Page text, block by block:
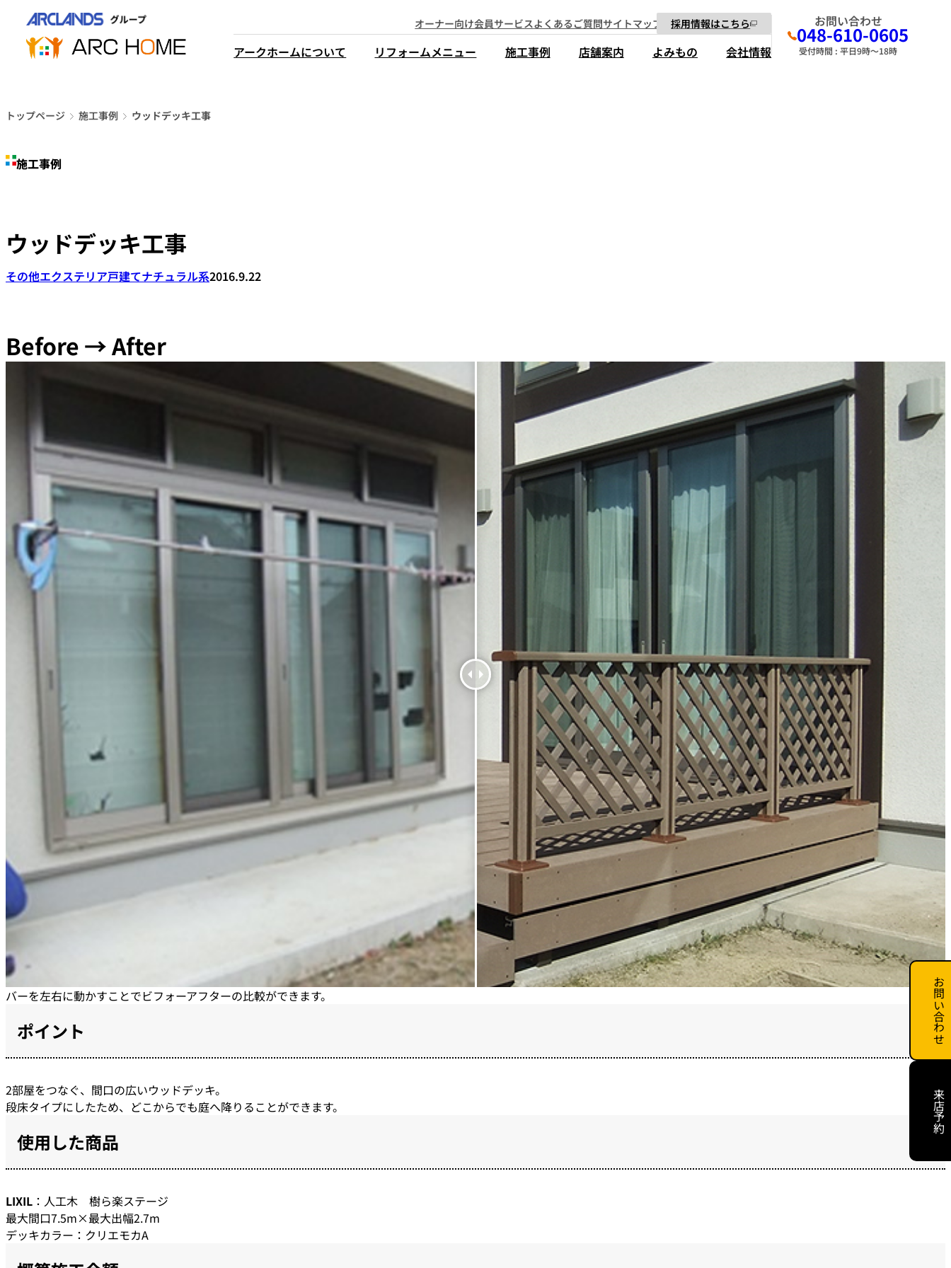
プ
オーナー向け会員サービスよくあるご質問サイトマップ 採用情報はこちら
アークホームについて リフォームメニュー 施工事例 店舗案内 よみもの 会社情報
お問い合わせ
048-610-0605
受付時間 : 平日9時～18時
営業時間は
平日9時から18時までと
なっております
トップページ 施工事例 ウッドデッキ工事
施工事例
ウッドデッキ工事
その他エクステリア戸建てナチュラル系2016.9.22
Before → After
バーを左右に動かすことでビフォーアフターの比較ができます。
ポイント
2部屋をつなぐ、間口の広いウッドデッキ。
段床タイプにしたため、どこからでも庭へ降りることができます。
使用した商品
LIXIL ：人工木 樹ら楽ステージ
最大間口7.5m×最大出幅2.7m
デッキカラー：クリエモカA
お問い合わせ
来店予約